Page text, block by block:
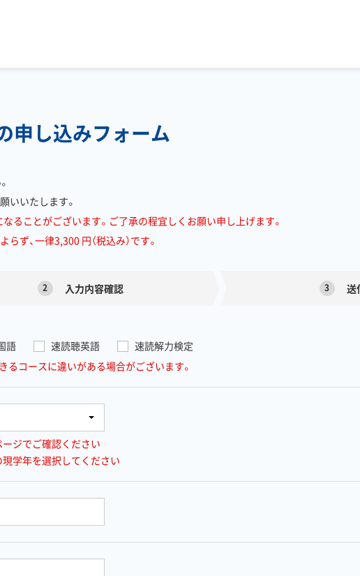
申し込みフォーム
いいたします。
ることがございます。ご了承の程宜しくお願い申し上げます。
ず、一律3,300 円（税込み）です。
2 入力内容確認 3 送
語 速読聴英語
速読解力検定
るコースに違いがある場合がございます。
ジでご確認ください
学年を選択してください